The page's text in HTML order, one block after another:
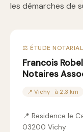
les démarches de
⚖️ ÉTUDE
Francois
Notaires
📍 Vichy · à 2.3 km
📍 Residence le
03200 Vichy